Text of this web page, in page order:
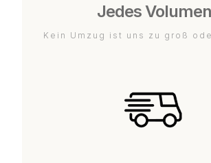
Jedes Volumen
Kein Umzug ist uns zu groß